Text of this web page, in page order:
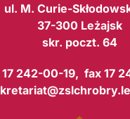
ul. M. Curie-
37-300 Leżajsk
skr. poczt. 64
242-00-19, fax 17